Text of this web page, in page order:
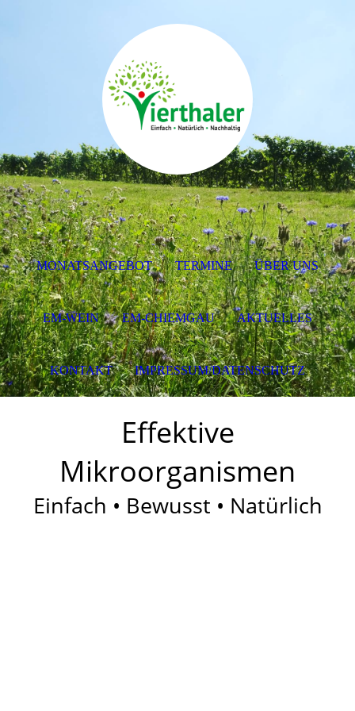
Effektive
Mikroorganismen
Einfach • Bewusst • Natürlich
MONATSANGEBOT TERMINE ÜBER UNS
EM-WEIN EM-CHIEMGAU AKTUELLES
KONTAKT IMPRESSUM/DATENSCHUTZ